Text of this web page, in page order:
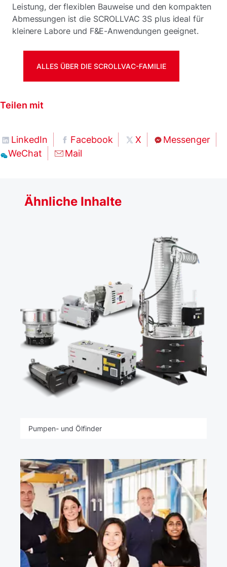
Leistung, der flexiblen Bauweise und den kompakten
Abmessungen ist die SCROLLVAC 3S plus ideal für
kleinere Labore und F&E-Anwendungen geeignet.
ALLES ÜBER DIE SCROLLVAC-FAMILIE
Teilen mit
LinkedIn Facebook X
Messenger
WeChat
Mail
Ähnliche Inhalte
Pumpen- und Ölfinder